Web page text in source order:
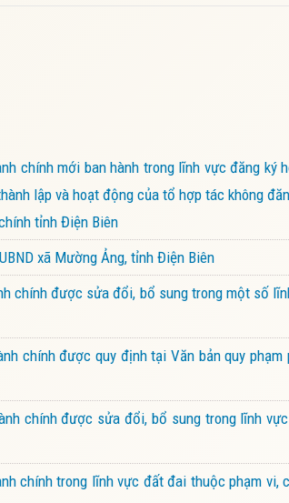
chính mới ban hành trong lĩnh vực đăng ký
lập và hoạt động của tổ hợp tác không
tỉnh Điện Biên
xã Mường Ảng, tỉnh Điện Biên
chính được sửa đổi, bổ sung trong một số
chính được quy định tại Văn bản quy
chính được sửa đổi, bổ sung trong lĩnh
chính trong lĩnh vực đất đai thuộc phạm vi,